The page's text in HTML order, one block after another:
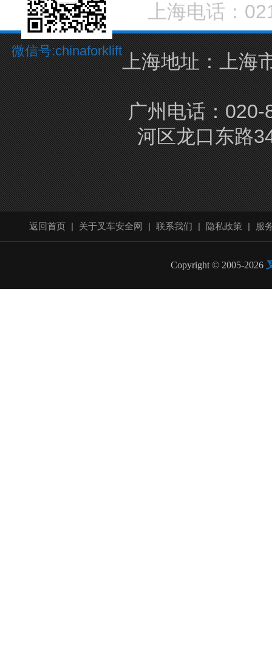
上海电话：
上海地址：上海
广州电话：
河区龙口东路
微信号:chinaforklift
返回首页 | 关于叉车安全网 | 联系我们 | 隐私政策 | 服
Copyright © 2005-2026